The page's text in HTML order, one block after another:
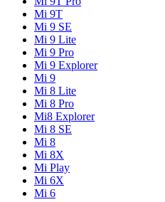
Mi 9T
Mi 9 SE
Mi 9 Lite
Mi 9 Pro
Mi 9 Explorer
Mi 9
Mi 8 Lite
Mi 8 Pro
Mi8 Explorer
Mi 8 SE
Mi 8
Mi 8X
Mi Play
Mi 6X
Mi 6